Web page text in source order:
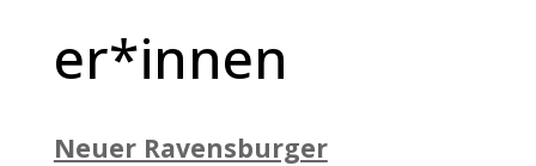
er*innen
Neuer Ravensburger